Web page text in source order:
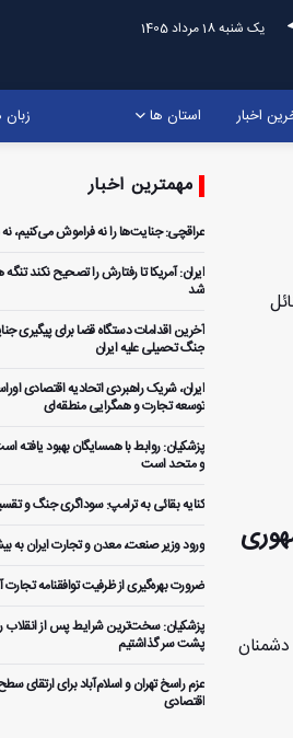
یک شنبه 18 مرداد 1405
اخبار استان ها زبان
مهمترین اخبار
عراقچی: جنایت‌ها را نه فراموش می‌کنیم،
ایران: آمریکا تا رفتارش را تصحیح نکند تنگه
شد
آخرین اقدامات دستگاه قضا برای پیگیری
جنگ تحمیلی علیه ایران
ایران، شریک راهبردی اتحادیه اقتصادی
توسعه تجارت و همگرایی منطقه‌ای
پزشکیان: روابط با همسایگان بهبود یافته
و متحد است
کنایه بقائی به ترامپ: سوداگری جنگ و
ورود وزیر صنعت، معدن و تجارت ایران به
ضرورت بهره‌گیری از ظرفیت توافقنامه تجارت
پزشکیان: سخت‌ترین شرایط پس از انقلاب را
پشت سر گذاشتیم
عزم راسخ تهران و اسلام‌آباد برای ارتقای
اقتصادی